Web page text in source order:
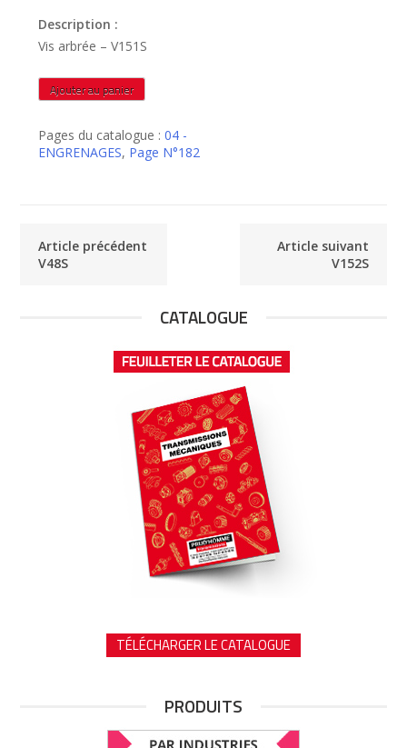
Description :
Vis arbrée – V151S
quantité
de
Ajouter au panier
Pages du catalogue :04 -
ENGRENAGES, Page N°182
Article précédent
V48S
Article suivant
V152S
CATALOGUE
TÉLÉCHARGER LE CATALOGUE
PRODUITS